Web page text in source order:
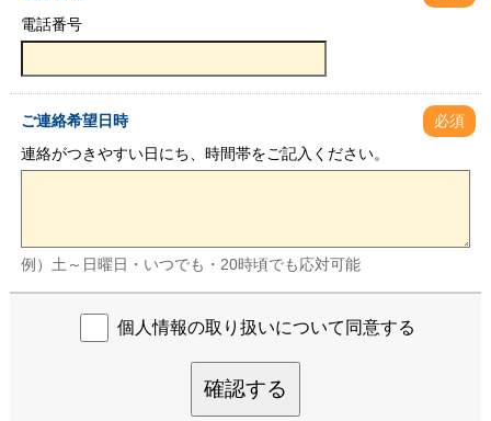
電話番号
ご連絡希望日時
必須
連絡がつきやすい日にち、時間帯をご記入ください。
例）土～日曜日・いつでも・20時頃でも応対可能
個人情報の取り扱いについて同意する
確認する